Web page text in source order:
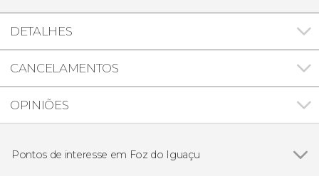
DETALHES
CANCELAMENTOS
OPINIÕES
Pontos de interesse em Foz do Iguaçu